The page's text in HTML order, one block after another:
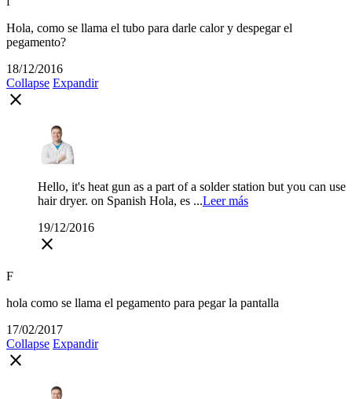
Hola, como se llama el tubo para darle calor y despegar el
pegamento?
18/12/2016
Collapse Expandir
close
Hello, it's heat gun as a part of a solder station but you can use
hair dryer. on Spanish Hola, es ...Leer más
19/12/2016
close
F
hola como se llama el pegamento para pegar la pantalla
17/02/2017
Collapse Expandir
close